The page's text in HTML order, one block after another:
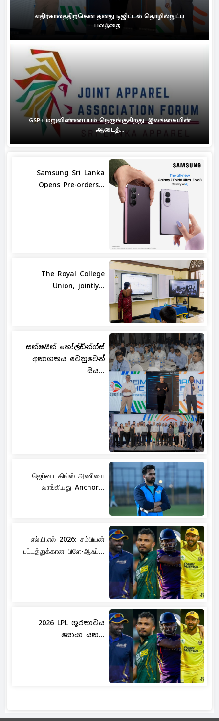
எதிர்காலத்திற்கென தனது டிஜிட்டல் தொழில்நுட்ப
பலத்தை...
GSP+ மறுவிண்ணப்பம் நெருங்குகிறது: இலங்கையின்
ஆடைத்...
Samsung Sri Lanka
Opens Pre-orders...
The Royal College
Union, jointly...
සන්ෂයින් හෝල්ඩින්ග්ස්
අනාගතය වෙනුවෙන්
සිය...
ஜெப்னா கிங்ஸ் அணியை
வாங்கியது Anchor...
எல்.பி.எல் 2026: சம்பியன்
பட்டத்துக்கான பிளே-ஆஃப்...
2026 LPL ශූරතාවය
සොයා යන...